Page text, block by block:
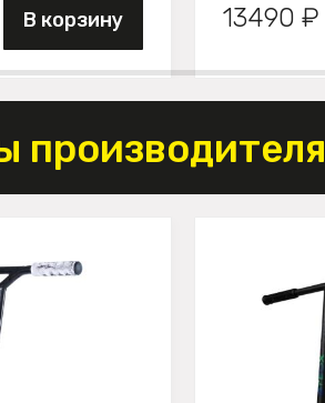
В корзину 13490 ₽